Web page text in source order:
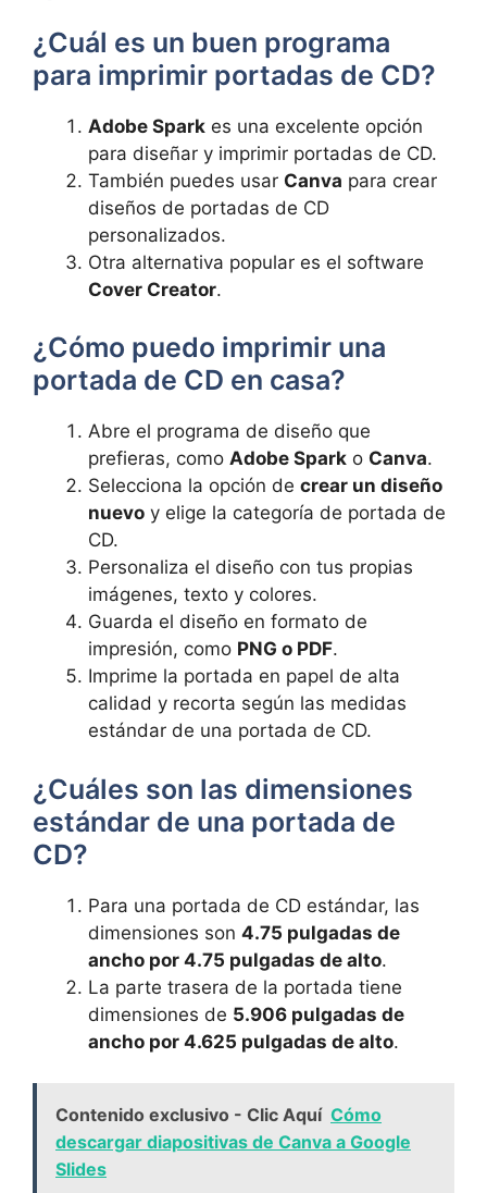
¿Cuál es un buen programa
para imprimir portadas de CD?
Adobe Spark es una ⁣excelente opción
para diseñar‌ y imprimir portadas de CD.
También puedes usar Canva para crear
diseños de portadas de CD
personalizados.
Otra alternativa popular es el software
Cover Creator.
¿Cómo puedo imprimir​ una⁤
portada de CD en casa?
Abre el programa de⁢ diseño que
prefieras, como Adobe ⁣Spark o Canva.
Selecciona la opción de crear un diseño
nuevo y elige ⁢la categoría de portada de
CD.
Personaliza el‌ diseño⁣ con tus propias
imágenes, texto y colores.
Guarda el diseño en formato ⁢de
impresión, como PNG o PDF.
Imprime la portada en papel de alta
calidad y recorta según las medidas
estándar de una portada de CD.
¿Cuáles son las​ dimensiones
estándar de una​ portada de
CD?
Para una portada de CD estándar, las
dimensiones ​son 4.75 ⁤pulgadas de
ancho por 4.75 pulgadas de alto.
La ⁣parte trasera de ⁣la portada tiene
dimensiones de 5.906 pulgadas de
ancho por 4.625 pulgadas de alto.
Contenido exclusivo - Clic Aquí Cómo
descargar diapositivas de Canva a Google
Slides